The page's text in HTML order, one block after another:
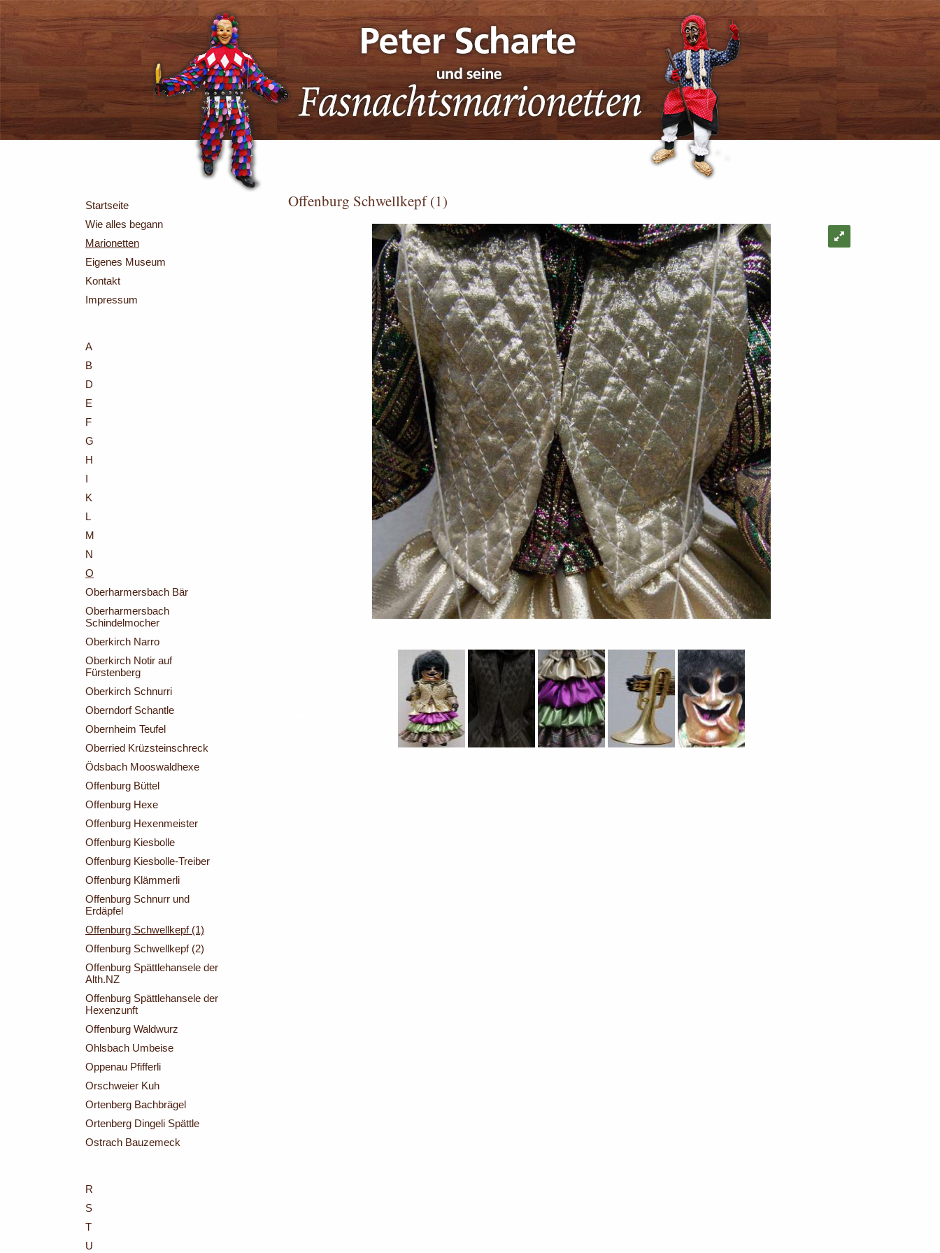
Startseite
Wie alles begann
Marionetten
Eigenes Museum
Kontakt
Impressum
A
B
D
E
F
G
H
I
K
L
M
N
O
Oberharmersbach Bär
Oberharmersbach
Schindelmocher
Oberkirch Narro
Oberkirch Notir auf
Fürstenberg
Oberkirch Schnurri
Oberndorf Schantle
Obernheim Teufel
Oberried Krüzsteinschreck
Ödsbach Mooswaldhexe
Offenburg Büttel
Offenburg Hexe
Offenburg Hexenmeister
Offenburg Kiesbolle
Offenburg Kiesbolle-Treiber
Offenburg Klämmerli
Offenburg Schnurr und
Erdäpfel
Offenburg Schwellkepf (1)
Offenburg Schwellkepf (2)
Offenburg Spättlehansele der
Alth.NZ
Offenburg Spättlehansele der
Hexenzunft
Offenburg Waldwurz
Ohlsbach Umbeise
Oppenau Pfifferli
Orschweier Kuh
Ortenberg Bachbrägel
Ortenberg Dingeli Spättle
Ostrach Bauzemeck
R
S
T
U
Offenburg Schwellkepf (1)